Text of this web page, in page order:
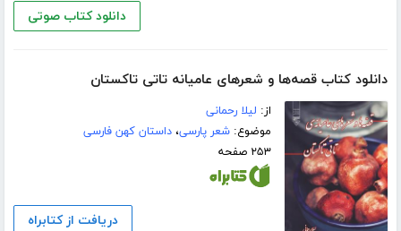
دانلود کتاب صوتی
دانلود کتاب قصه‌ها و شعرهای عامیانه تاتی تاکستان
از: لیلا رحمانی
موضوع:شعر پارسی،داستان کهن فارسی
۲۵۳ صفحه
دریافت از کتابراه